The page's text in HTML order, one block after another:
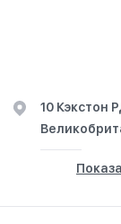
10 Кэкстон